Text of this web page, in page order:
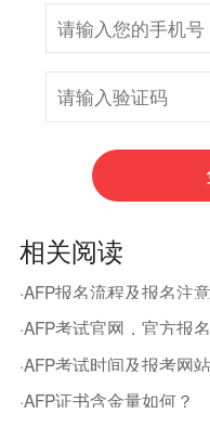
相关阅读
·AFP报名流程及报名注
·AFP考试官网，官方报
·AFP考试时间及报考网站
·AFP证书含金量如何？